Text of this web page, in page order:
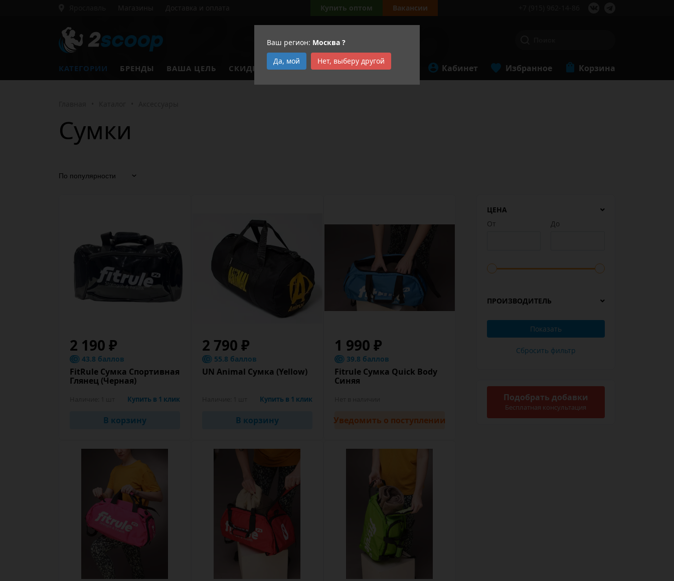
Ваш регион: Москва ?
Да, мой
Нет, выберу другой
Магазины Доставка и оплата Купить оптом Вакансии
КАТЕГОРИИ БРЕНДЫ ВАША ЦЕЛЬ СКИДКИ АКЦИИ Кабинет Избранное Корзина
Сумки
ЦЕНА
От
До
ПРОИЗВОДИТЕЛЬ
Подобрать добавки
Бесплатная консультация
2 190 ₽
43.8 баллов
FitRule Сумка Спортивная
Глянец (Черная)
Купить в 1 клик
В корзину
2 790 ₽
55.8 баллов
UN Animal Сумка (Yellow)
Купить в 1 клик
В корзину
1 990 ₽
39.8 баллов
Fitrule Сумка Quick Body
Синяя
Уведомить о поступлении